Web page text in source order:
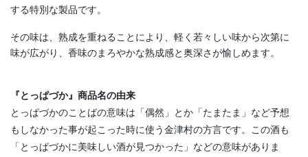
する特別な製品です。
その味は、熟成を重ねることにより、軽く若々しい味から次第に
味が広がり、香味のまろやかな熟成感と奥深さが愉しめます。
『とっぱづか』商品名の由来
とっぱづかのことばの意味は「偶然」とか「たまたま」など予想
もしなかった事が起こった時に使う金津村の方言です。この酒も
「とっぱづかに美味しい酒が見つかった」などの意味がありま